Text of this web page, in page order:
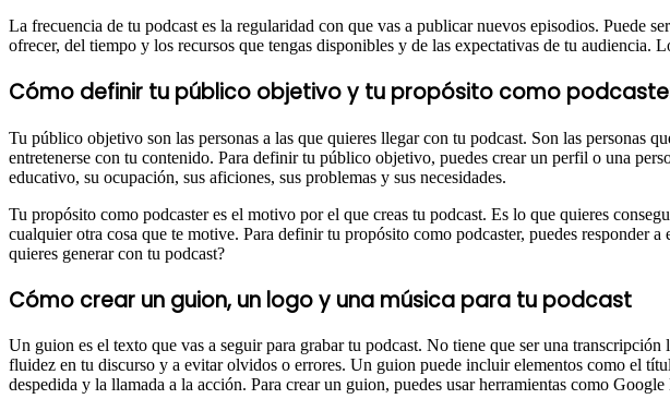
La frecuencia de tu podcast es la regularidad con que vas a publicar nuevos episodios. Puede
ofrecer, del tiempo y los recursos que tengas disponibles y de las expectativas de tu audiencia.
Cómo definir tu público objetivo y tu propósito como
Tu público objetivo son las personas a las que quieres llegar con tu podcast. Son las personas
entretenerse con tu contenido. Para definir tu público objetivo, puedes crear un perfil o una
educativo, su ocupación, sus aficiones, sus problemas y sus necesidades.
Tu propósito como podcaster es el motivo por el que creas tu podcast. Es lo que quieres
cualquier otra cosa que te motive. Para definir tu propósito como podcaster, puedes responder
quieres generar con tu podcast?
Cómo crear un guion, un logo y una música para tu podcast
Un guion es el texto que vas a seguir para grabar tu podcast. No tiene que ser una
fluidez en tu discurso y a evitar olvidos o errores. Un guion puede incluir elementos como el
despedida y la llamada a la acción. Para crear un guion, puedes usar herramientas como